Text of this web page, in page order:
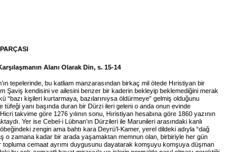
Alanı Olarak Din, s. 15-14
tepelerinde, bu katliam manzarasından birkaç mil ötede Hıristiyan bir
Şaviş kendisini ve ailesini benzer bir kaderin bekleyip beklemediğini merak
“bazı kişileri kurtarmaya, bazılarınıysa öldürmeye” gelmiş olduğunu
tüfeği yanı başında duran bir Dürzi ileri geleni o anda onun evinde
takvime göre 1276 yılının sonu, Hıristiyan hesabına göre 1860 yazının
Yer ise Cebel-i Lübnan’ın Dürzileri ile Marunileri arasındaki kanlı
zengin ama bahtı kara Deyrü’l-Kamer, yerel dildeki adıyla “dağ
o zamana kadar bir arada yaşamaktan memnun olan, birbiriyle her gün
topluma cemaat ayrımı duygusunu dayatarak komşuyu komşuya düşman